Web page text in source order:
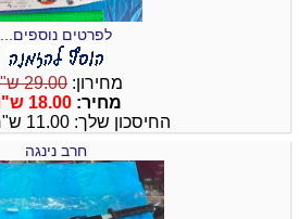
לפרטים נוספים...
מחירון: 29.00 ש"ח
מחיר: 18.00 ש"ח
החיסכון שלך: 11.00 ש"ח (38%)
חרב נינגה